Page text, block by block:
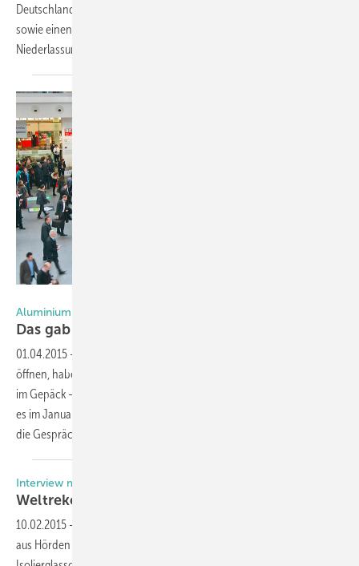
Deutschland. Der neue Standort umfasst Showroom, Warenlager
sowie einen Direktverkauf und Büro- und Schulungsräume. Mit der
Niederlassung im Süden könne das Q-railing
Aluminiumprofile: Schmale Ansichten sind en vogue
Das gab es in München zu
01.04.2015 -
öffnen, haben Aluminium-Systemanbieter überraschende Neuheiten
im Gepäck – so auch in diesem Jahr. In diesem Beitrag zeigen wir, was
es im Januar auf der Weltleitmesse Neues zu entdecken gab und was
die Gesprächsthemen auf den Messeständen
Interview mit Dietmar Henze
Weltrekord-ISO in
10.02.2015 -
aus Hörden hat im letzten Monat auf der BAU 2015 die größte 3-fach-